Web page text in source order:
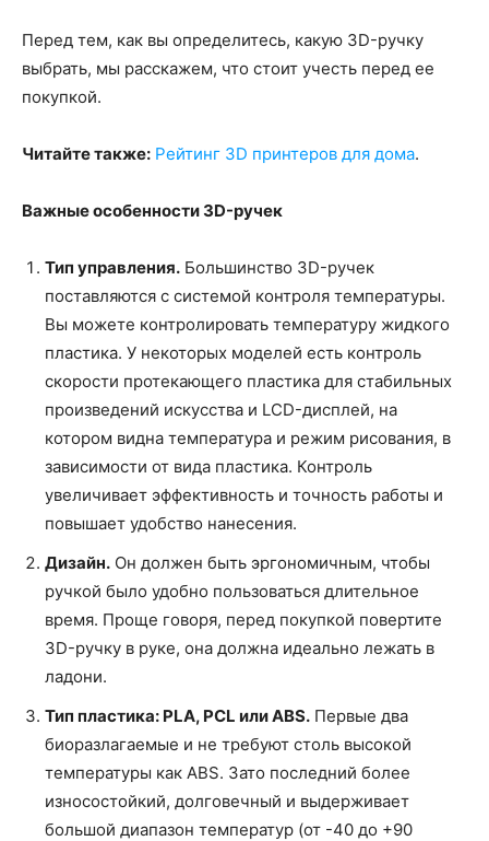
Перед тем, как вы определитесь, какую 3D-ручку
выбрать, мы расскажем, что стоит учесть перед ее
покупкой.
Читайте также: Рейтинг 3D принтеров для дома.
Важные особенности 3D-ручек
Тип управления. Большинство 3D-ручек
поставляются с системой контроля температуры.
Вы можете контролировать температуру жидкого
пластика. У некоторых моделей есть контроль
скорости протекающего пластика для стабильных
произведений искусства и LCD-дисплей, на
котором видна температура и режим рисования, в
зависимости от вида пластика. Контроль
увеличивает эффективность и точность работы и
повышает удобство нанесения.
Дизайн. Он должен быть эргономичным, чтобы
ручкой было удобно пользоваться длительное
время. Проще говоря, перед покупкой повертите
3D-ручку в руке, она должна идеально лежать в
ладони.
Тип пластика: PLA, PCL или ABS. Первые два
биоразлагаемые и не требуют столь высокой
температуры как ABS. Зато последний более
износостойкий, долговечный и выдерживает
большой диапазон температур (от -40 до +90